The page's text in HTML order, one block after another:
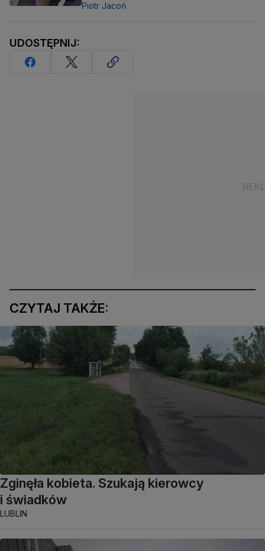
Piotr Jacoń
UDOSTĘPNIJ:
CZYTAJ TAKŻE:
Zginęła kobieta. Szukają kierowcy
i świadków
LUBLIN